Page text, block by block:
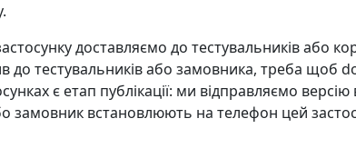
доставляємо до тестувальників або
до тестувальників або замовника, треба щоб
є етап публікації: ми відправляємо версію
замовник встановлюють на телефон цей